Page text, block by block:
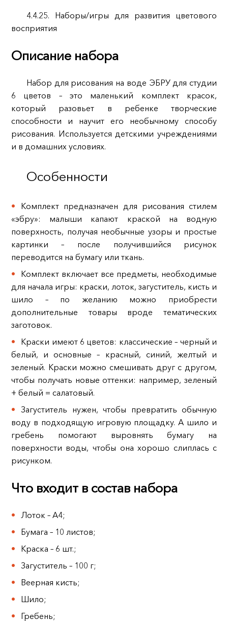
4.4.25. Наборы/игры для развития цветового
восприятия
Описание набора
Набор для рисования на воде ЭБРУ для студии
6 цветов – это маленький комплект красок,
который разовьет в ребенке творческие
способности и научит его необычному способу
рисования. Используется детскими учреждениями
и в домашних условиях.
Особенности
Комплект предназначен для рисования стилем
«эбру»: малыши капают краской на водную
поверхность, получая необычные узоры и простые
картинки – после получившийся рисунок
переводится на бумагу или ткань.
Комплект включает все предметы, необходимые
для начала игры: краски, лоток, загуститель, кисть и
шило – по желанию можно приобрести
дополнительные товары вроде тематических
заготовок.
Краски имеют 6 цветов: классические – черный и
белый, и основные – красный, синий, желтый и
зеленый. Краски можно смешивать друг с другом,
чтобы получать новые оттенки: например, зеленый
+ белый = салатовый.
Загуститель нужен, чтобы превратить обычную
воду в подходящую игровую площадку. А шило и
гребень помогают выровнять бумагу на
поверхности воды, чтобы она хорошо слиплась с
рисунком.
Что входит в состав набора
Лоток – А4;
Бумага – 10 листов;
Краска – 6 шт.;
Загуститель – 100 г;
Веерная кисть;
Шило;
Гребень;